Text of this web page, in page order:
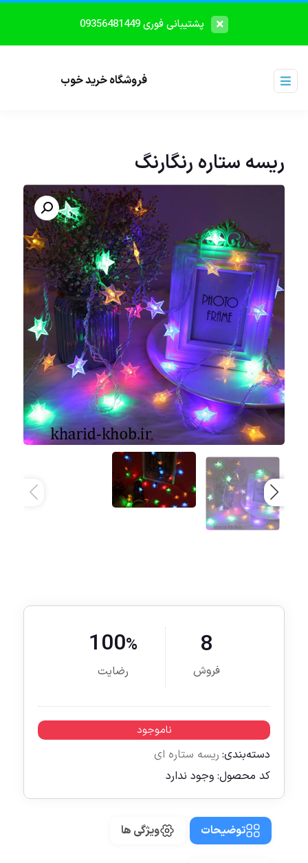
پشتیبانی فوری 09356481449
فروشگاه خرید خوب
ریسه ستاره رنگارنگ
8
فروش
100%
رضایت
ناموجود
دسته‌بندی: ریسه ستاره ای
کد محصول: وجود ندارد
توضیحات ویژگی ها